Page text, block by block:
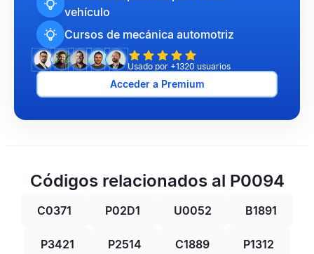
vehículo
Cursos de mecánica automotriz
Usado por +1320 usuarios
Acceder a Premium
Códigos relacionados al P0094
C0371 P02D1 U0052 B1891
P3421 P2514 C1889 P1312